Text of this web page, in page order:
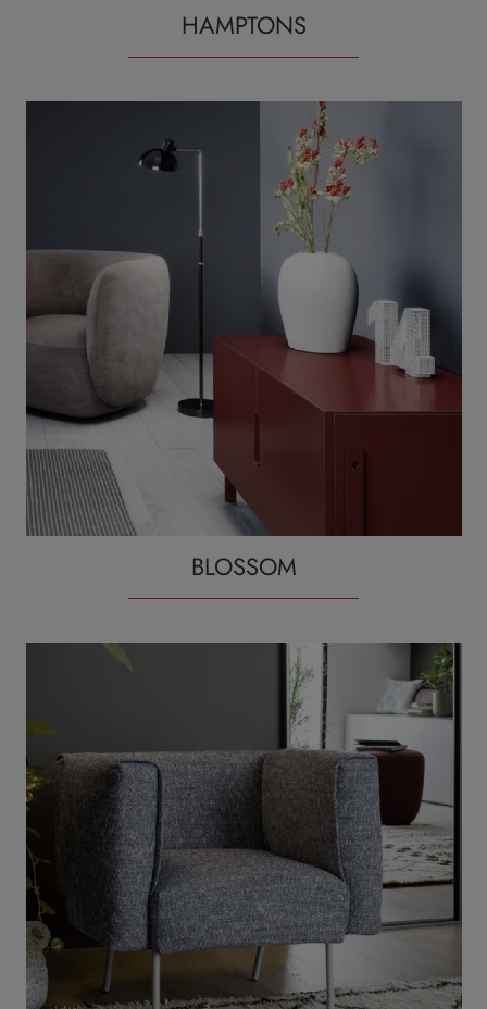
HAMPTONS
BLOSSOM